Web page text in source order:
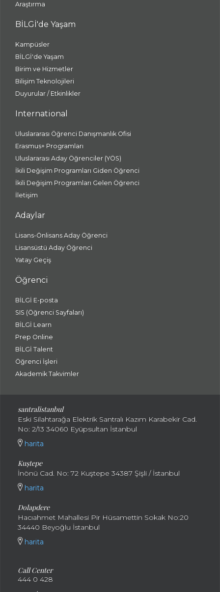
Araştırma
BİLGİ'de Yaşam
Kampüsler
BİLGİ'de Yaşam
Birim ve Hizmetler
Bilişim Teknolojileri
Duyurular / Etkinlikler
International
Uluslararası Öğrenci Danışmanlık Ofisi
Erasmus+ Programları
Uluslararası Aday Öğrenciler (YÖS)
İkili Değişim Programları Giden Öğrenci
İkili Değişim Programları Gelen Öğrenci
İletişim
Adaylar
Lisans-Önlisans Aday Öğrenci
Lisansüstü Aday Öğrenci
Yatay Geçiş
Öğrenci
BİLGİ E-posta
SIS (Öğrenci Sayfaları)
BİLGİ Learn
Prep Online
BİLGİ Talent
Öğrenci İşleri
Akademik Takvimler
santralistanbul
Eski Silahtarağa Elektrik Santralı Kazım Karabekir Cad.
No: 2/13 34060 Eyüpsultan İstanbul
harita
Kuştepe
İnönü Cad. No: 72 Kuştepe 34387 Şişli / İstanbul
harita
Dolapdere
Hacıahmet Mahallesi Pir Hüsamettin Sokak No:20
34440 Beyoğlu İstanbul
harita
Call Center
444 0 428